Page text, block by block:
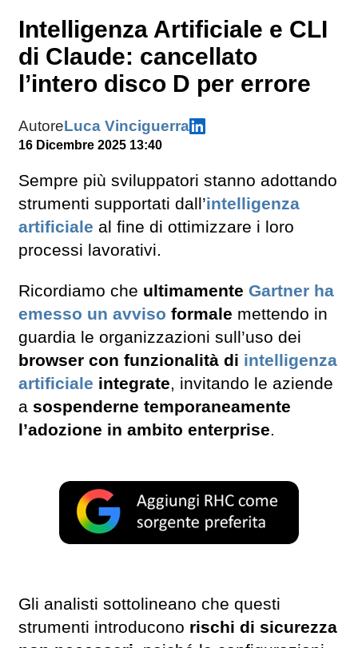
Intelligenza Artificiale e CLI
di Claude: cancellato
l’intero disco D per errore
AutoreLuca Vinciguerra
16 Dicembre 2025 13:40
Sempre più sviluppatori stanno adottando
strumenti supportati dall’intelligenza
artificiale al fine di ottimizzare i loro
processi lavorativi.
Ricordiamo che ultimamente Gartner ha
emesso un avviso formale mettendo in
guardia le organizzazioni sull’uso dei
browser con funzionalità di intelligenza
artificiale integrate, invitando le aziende
a sospenderne temporaneamente
l’adozione in ambito enterprise.
Gli analisti sottolineano che questi
strumenti introducono rischi di sicurezza